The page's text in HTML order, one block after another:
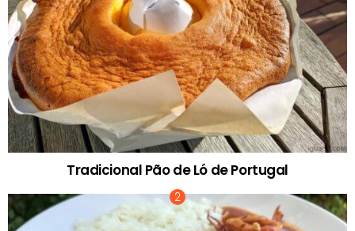
Tradicional Pão de Ló de Portugal